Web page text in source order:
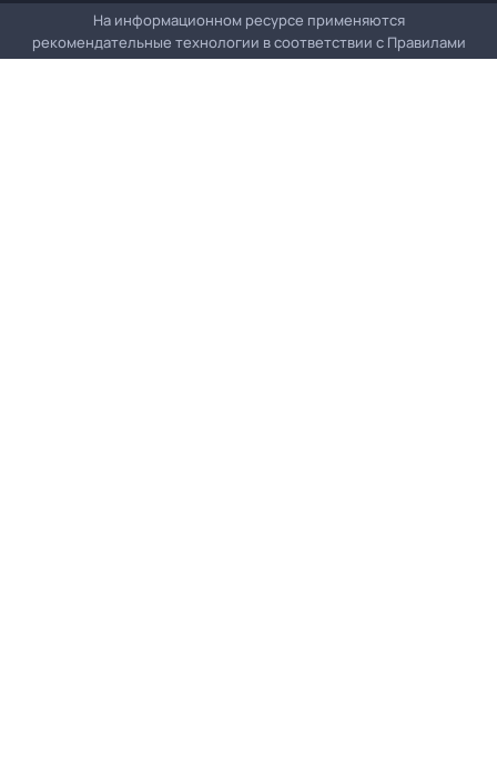
На информационном ресурсе применяются
рекомендательные технологии в соответствии с Правилами